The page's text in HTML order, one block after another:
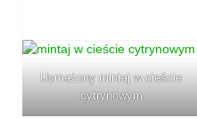
Usmażony mintaj w cieście
cytrynowym